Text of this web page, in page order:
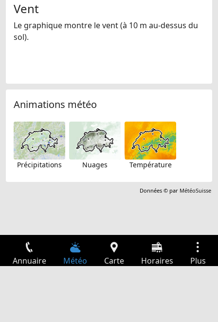
Vent
Le graphique montre le vent (à 10 m au-dessus du
sol).
Animations météo
Précipitations Nuages Température
Données © par MétéoSuisse
Annuaire Météo Carte Horaires Plus